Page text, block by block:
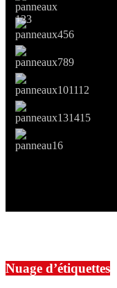
Nuage d’étiquettes